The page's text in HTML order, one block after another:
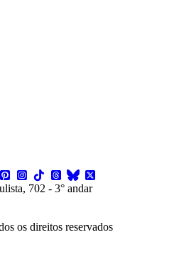
702 - 3° andar
os direitos reservados